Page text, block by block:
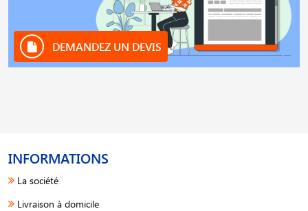
DEMANDEZ UN DEVIS
INFORMATIONS
La société
Livraison à domicile